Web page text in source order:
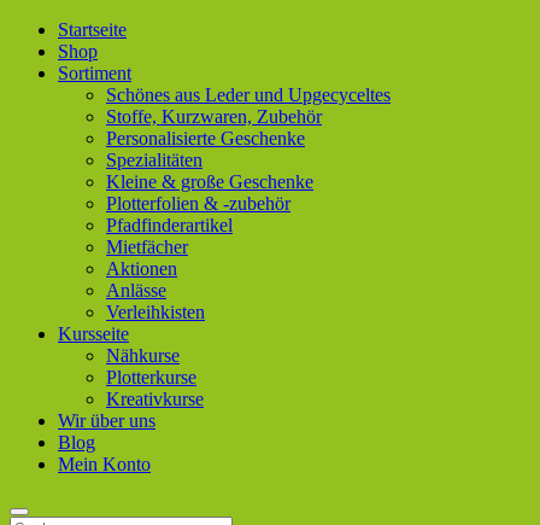
Startseite
Shop
Sortiment
Schönes aus Leder und Upgecyceltes
Stoffe, Kurzwaren, Zubehör
Personalisierte Geschenke
Spezialitäten
Kleine & große Geschenke
Plotterfolien & -zubehör
Pfadfinderartikel
Mietfächer
Aktionen
Anlässe
Verleihkisten
Kursseite
Nähkurse
Plotterkurse
Kreativkurse
Wir über uns
Blog
Mein Konto